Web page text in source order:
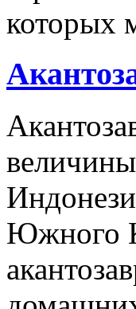
которых
Южного